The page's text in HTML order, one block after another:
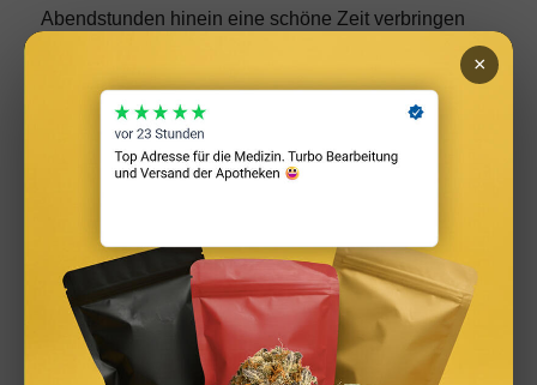
Abendstunden hinein eine schöne Zeit verbringen
Unsere fünf Tipps zusammengefasst:
Achte bei der Möbelauswahl auf Gemütlichkeit
und Funktion
sein
Investiere in ausreichend Sonnenschutz
Pflanzen und Blumen sorgen für Grün
Der richtige Wohlfühlfaktor lässt sich mit
×